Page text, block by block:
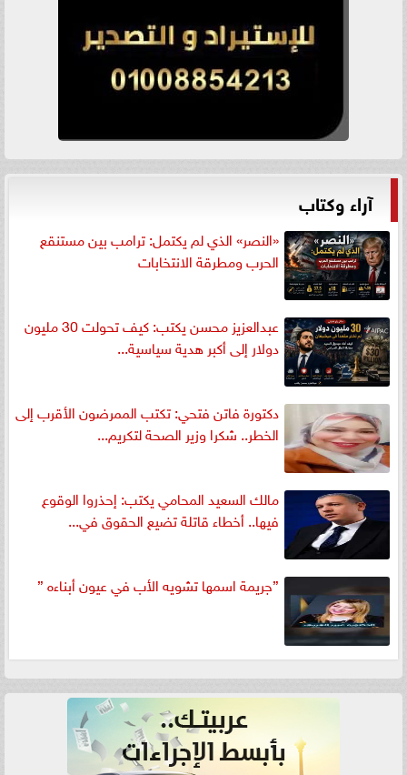
آراء وكتاب
«النصر» الذي لم يكتمل: ترامب بين مستنقع
الحرب ومطرقة الانتخابات
عبدالعزيز محسن يكتب: كيف تحولت 30 مليون
دولار إلى أكبر هدية سياسية...
دكتورة فاتن فتحي: تكتب الممرضون الأقرب إلى
الخطر.. شكرا وزير الصحة لتكريم...
مالك السعيد المحامي يكتب: إحذروا الوقوع
فيها.. أخطاء قاتلة تضيع الحقوق في...
”جريمة اسمها تشويه الأب في عيون أبناءه ”